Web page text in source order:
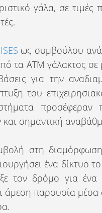
γάλα, σε
ως συμβούλου
τα ΑΤΜ γάλακτος
για την
του
προσέφεραν
σημαντική
στη
ένα δίκτυο
τον δρόμο για
παρουσία μέσα